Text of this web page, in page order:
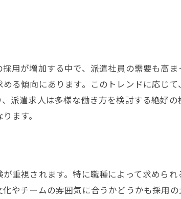
るコツ
流れを理解する
ップの重要性
めの自己分析
の仕方
ポイント
用が増加する中で、派遣社員の需要も高ま
る傾向にあります。このトレンドに応じ
派遣求人は多様な働き方を検討する絶好
ます。
重視されます。特に職種によって求めら
やチームの雰囲気に合うかどうかも採用